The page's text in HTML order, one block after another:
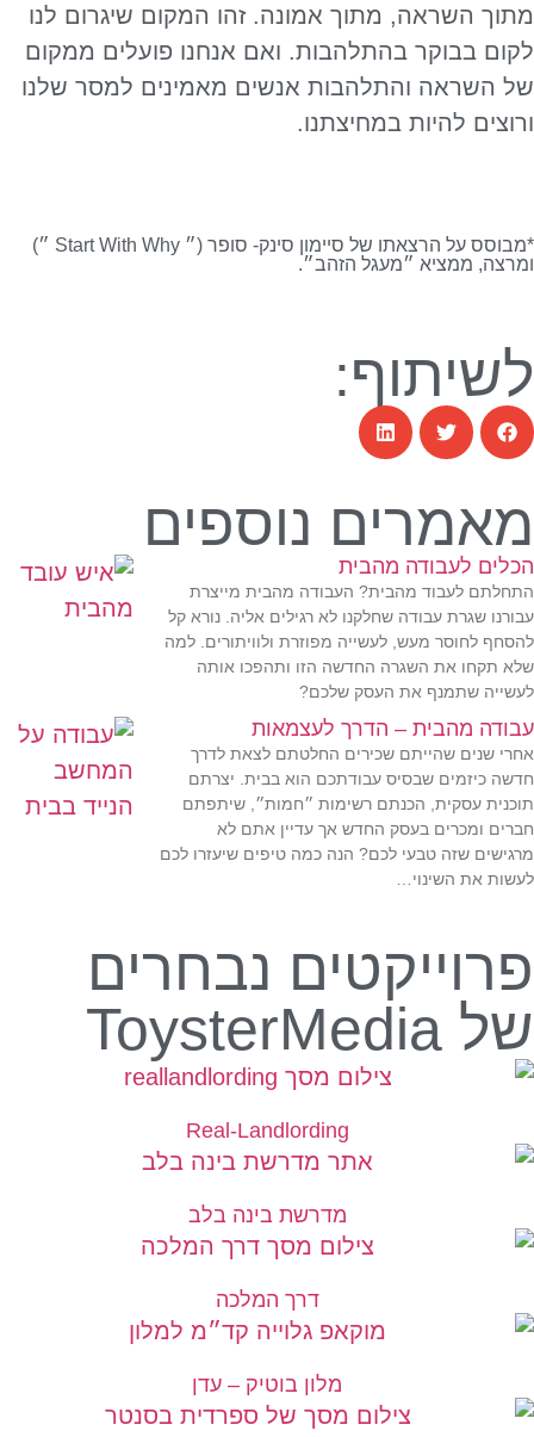
מתוך השראה, מתוך אמונה. זהו המקום שיגרום לנו
לקום בבוקר בהתלהבות. ואם אנחנו פועלים ממקום
של השראה והתלהבות אנשים מאמינים למסר שלנו
ורוצים להיות במחיצתנו.
*מבוסס על הרצאתו של סיימון סינק- סופר (״ Start With Why ״)
ומרצה, ממציא ״מעגל הזהב״.
לשיתוף:
מאמרים נוספים
הכלים לעבודה מהבית
התחלתם לעבוד מהבית? העבודה מהבית מייצרת
עבורנו שגרת עבודה שחלקנו לא רגילים אליה. נורא קל
להסחף לחוסר מעש, לעשייה מפוזרת ולוויתורים. למה
שלא תקחו את השגרה החדשה הזו ותהפכו אותה
לעשייה שתמנף את העסק שלכם?
עבודה מהבית – הדרך לעצמאות
אחרי שנים שהייתם שכירים החלטתם לצאת לדרך
חדשה כיזמים שבסיס עבודתכם הוא בבית. יצרתם
תוכנית עסקית, הכנתם רשימות ״חמות״, שיתפתם
חברים ומכרים בעסק החדש אך עדיין אתם לא
מרגישים שזה טבעי לכם? הנה כמה טיפים שיעזרו לכם
לעשות את השינוי…
פרוייקטים נבחרים
של ToysterMedia
Real-Landlording
מדרשת בינה בלב
דרך המלכה
מלון בוטיק – עדן